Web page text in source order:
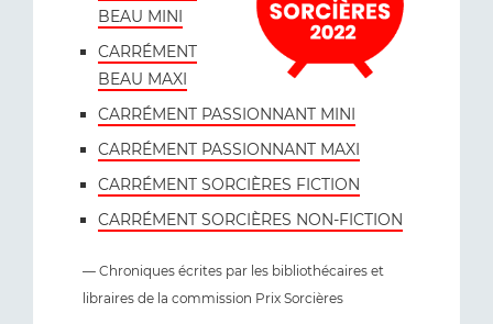
BEAU MINI
CARRÉMENT
BEAU MAXI
CARRÉMENT PASSIONNANT MINI
CARRÉMENT PASSIONNANT MAXI
CARRÉMENT SORCIÈRES FICTION
CARRÉMENT SORCIÈRES NON-FICTION
— Chroniques écrites par les bibliothécaires et
libraires de la commission Prix Sorcières